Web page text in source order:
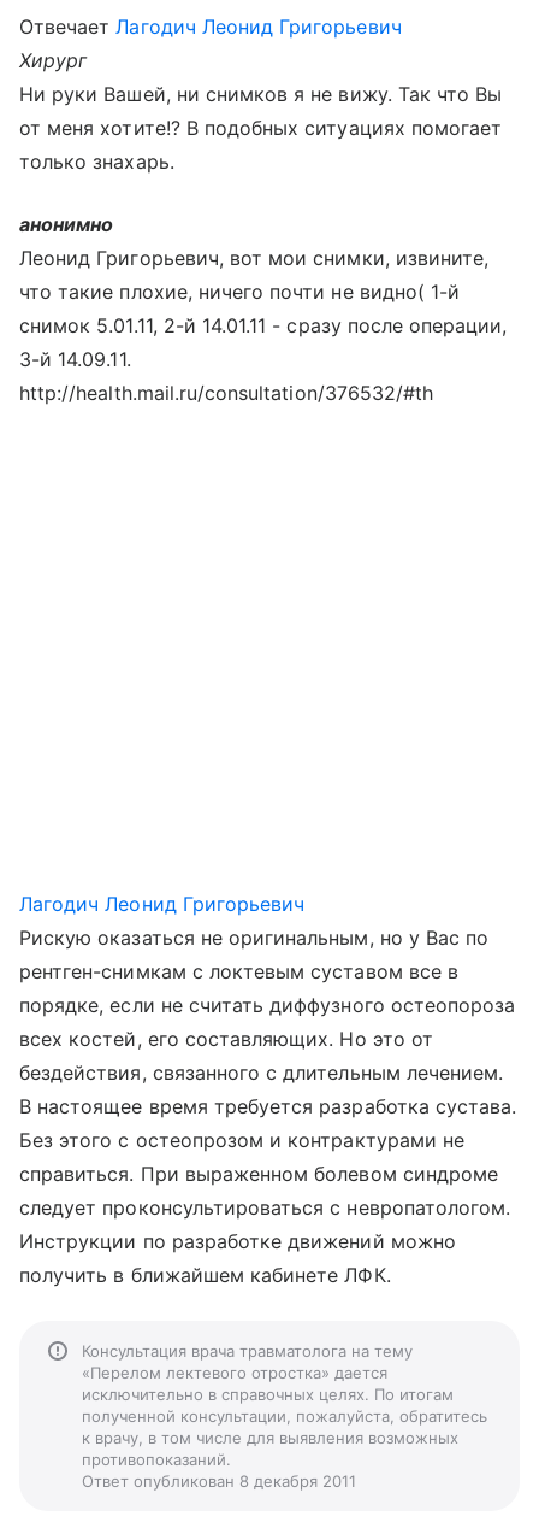
ОтвечаетЛагодич Леонид Григорьевич
Хирург
Ни руки Вашей, ни снимков я не вижу. Так что Вы
от меня хотите!? В подобных ситуациях помогает
только знахарь.
анонимно
Леонид Григорьевич, вот мои снимки, извините,
что такие плохие, ничего почти не видно( 1-й
снимок 5.01.11, 2-й 14.01.11 - сразу после операции,
3-й 14.09.11.
http://health.mail.ru/consultation/376532/#th
Лагодич Леонид Григорьевич
Рискую оказаться не оригинальным, но у Вас по
рентген-снимкам с локтевым суставом все в
порядке, если не считать диффузного остеопороза
всех костей, его составляющих. Но это от
бездействия, связанного с длительным лечением.
В настоящее время требуется разработка сустава.
Без этого с остеопрозом и контрактурами не
справиться. При выраженном болевом синдроме
следует проконсультироваться с невропатологом.
Инструкции по разработке движений можно
получить в ближайшем кабинете ЛФК.
Консультация врача травматолога на тему
«Перелом лектевого отростка» дается
исключительно в справочных целях. По итогам
полученной консультации, пожалуйста, обратитесь
к врачу, в том числе для выявления возможных
противопоказаний.
Ответ опубликован 8 декабря 2011